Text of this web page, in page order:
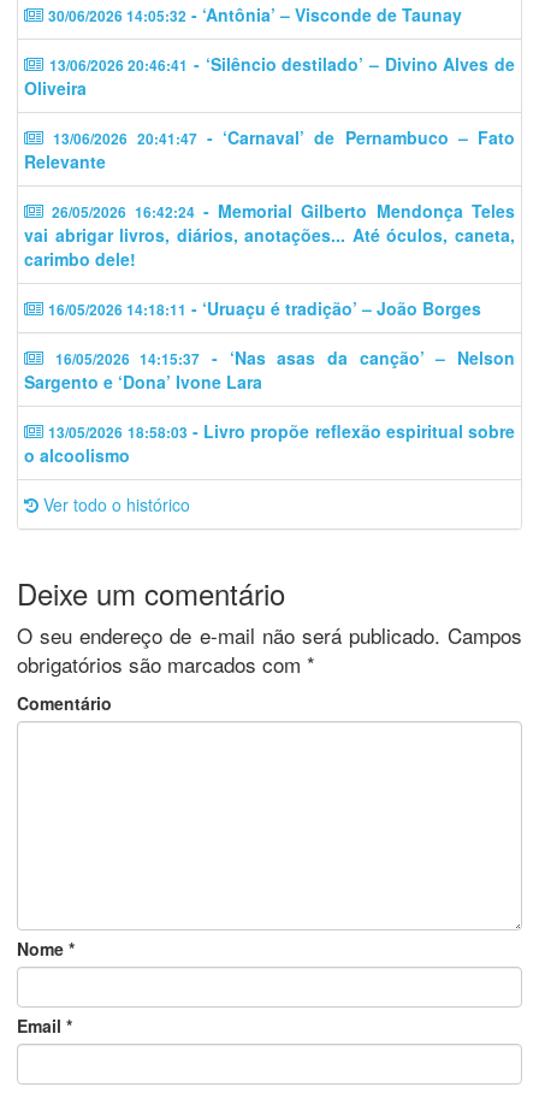
30/06/2026 14:05:32 - ‘Antônia’ – Visconde de Taunay
13/06/2026 20:46:41 - ‘Silêncio destilado’ – Divino Alves de
Oliveira
13/06/2026 20:41:47- ‘Carnaval’ de Pernambuco – Fato
Relevante
26/05/2026 16:42:24- Memorial Gilberto Mendonça Teles
vai abrigar livros, diários, anotações... Até óculos, caneta,
carimbo dele!
16/05/2026 14:18:11 - ‘Uruaçu é tradição’ – João Borges
16/05/2026 14:15:37 - ‘Nas asas da canção’ – Nelson
Sargento e ‘Dona’ Ivone Lara
13/05/2026 18:58:03 - Livro propõe reflexão espiritual sobre
o alcoolismo
Ver todo o histórico
Deixe um comentário
O seu endereço de e-mail não será publicado. Campos
obrigatórios são marcados com *
Comentário
Nome *
Email *